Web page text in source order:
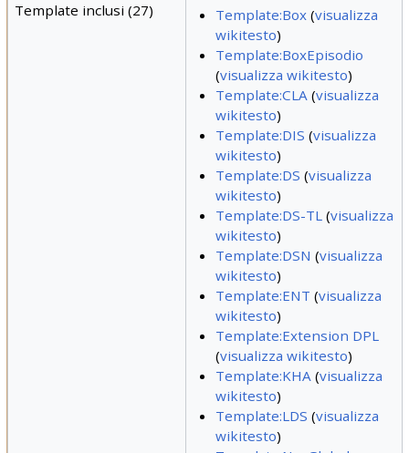
Template inclusi (27) Template:Box(visualizza
wikitesto)
Template:BoxEpisodio
(visualizza wikitesto)
Template:CLA(visualizza
wikitesto)
Template:DIS (visualizza
wikitesto)
Template:DS (visualizza
wikitesto)
Template:DS-TL(visualizza
wikitesto)
Template:DSN (visualizza
wikitesto)
Template:ENT (visualizza
wikitesto)
Template:Extension DPL
(visualizza wikitesto)
Template:KHA(visualizza
wikitesto)
Template:LDS (visualizza
wikitesto)